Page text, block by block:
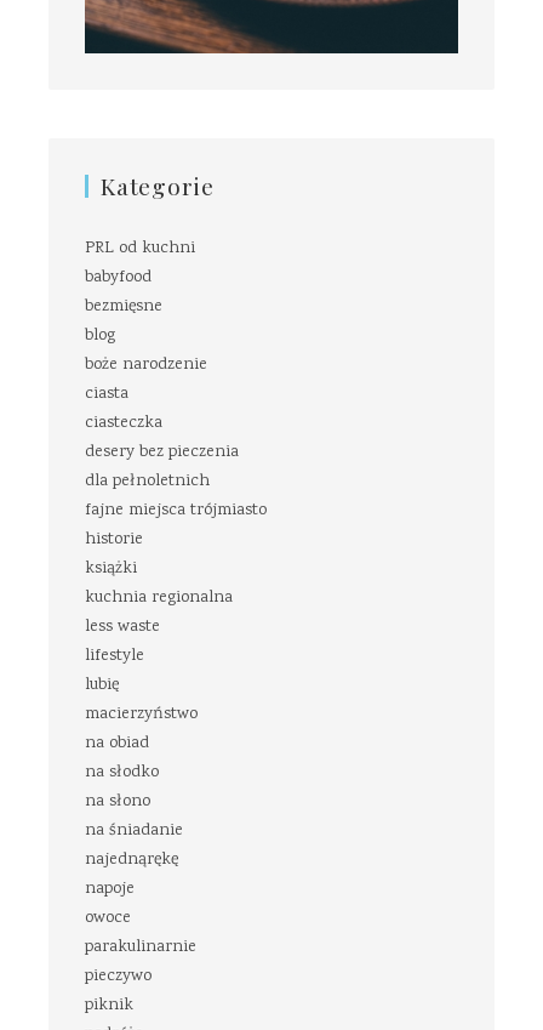
Kategorie
PRL od kuchni
babyfood
bezmięsne
blog
boże narodzenie
ciasta
ciasteczka
desery bez pieczenia
dla pełnoletnich
fajne miejsca trójmiasto
historie
książki
kuchnia regionalna
less waste
lifestyle
lubię
macierzyństwo
na obiad
na słodko
na słono
na śniadanie
najednąrękę
napoje
owoce
parakulinarnie
pieczywo
piknik